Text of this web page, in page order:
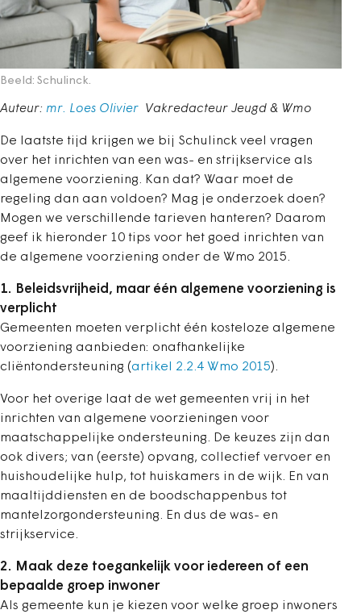
Beeld: Schulinck.
Auteur: mr. Loes Olivier Vakredacteur Jeugd & Wmo
De laatste tijd krijgen we bij Schulinck veel vragen
over het inrichten van een was- en strijkservice als
algemene voorziening. Kan dat? Waar moet de
regeling dan aan voldoen? Mag je onderzoek doen?
Mogen we verschillende tarieven hanteren? Daarom
geef ik hieronder 10 tips voor het goed inrichten van
de algemene voorziening onder de Wmo 2015.
1. Beleidsvrijheid, maar één algemene voorziening is
verplicht
Gemeenten moeten verplicht één kosteloze algemene
voorziening aanbieden: onafhankelijke
cliëntondersteuning (artikel 2.2.4 Wmo 2015).
Voor het overige laat de wet gemeenten vrij in het
inrichten van algemene voorzieningen voor
maatschappelijke ondersteuning. De keuzes zijn dan
ook divers; van (eerste) opvang, collectief vervoer en
huishoudelijke hulp, tot huiskamers in de wijk. En van
maaltijddiensten en de boodschappenbus tot
mantelzorgondersteuning. En dus de was- en
strijkservice.
2. Maak deze toegankelijk voor iedereen of een
bepaalde groep inwoner
Als gemeente kun je kiezen voor welke groep inwoners